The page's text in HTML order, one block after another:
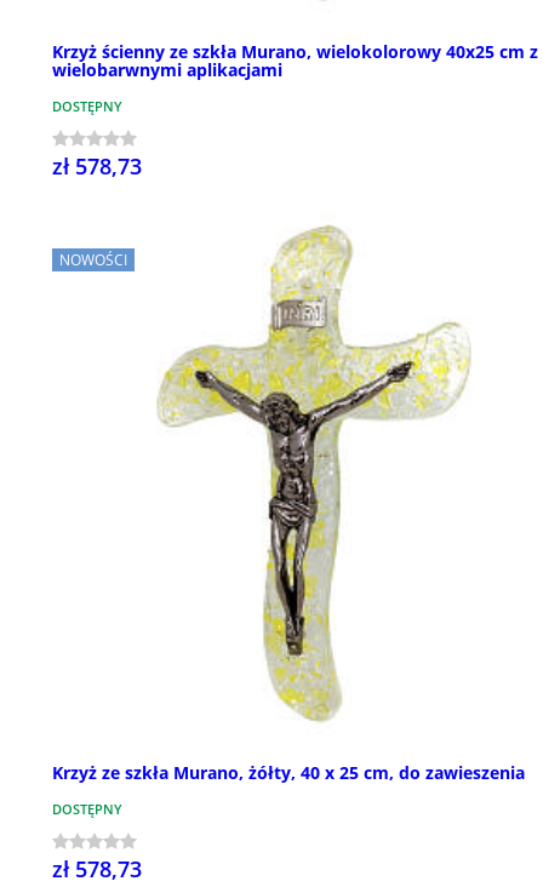
Krzyż ścienny ze szkła Murano, wielokolorowy 40x25 cm z
wielobarwnymi aplikacjami
DOSTĘPNY
zł 578,73
NOWOŚCI
Krzyż ze szkła Murano, żółty, 40 x 25 cm, do zawieszenia
DOSTĘPNY
zł 578,73